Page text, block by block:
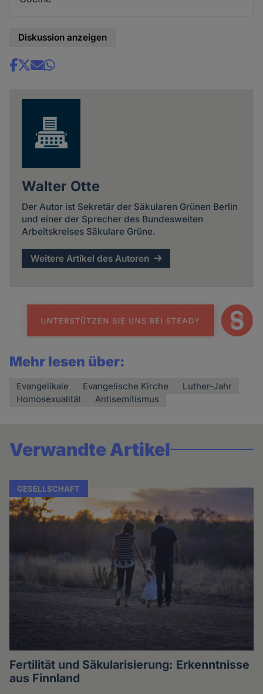
Diskussion anzeigen
Share
Walter Otte
Der Autor ist Sekretär der Säkularen Grünen Berlin
und einer der Sprecher des Bundesweiten
Arbeitskreises Säkulare Grüne.
Weitere Artikel des Autoren
Mehr lesen über:
Evangelikale Evangelische Kirche
Luther-Jahr
Homosexualität
Antisemitismus
Verwandte Artikel
GESELLSCHAFT
Fertilität und Säkularisierung: Erkenntnisse
aus Finnland